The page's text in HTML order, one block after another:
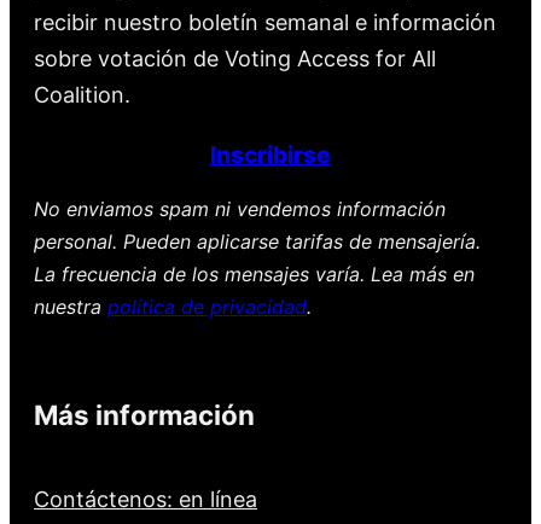
recibir nuestro boletín semanal e información
sobre votación de Voting Access for All
Coalition.
Inscribirse
No enviamos spam ni vendemos información
personal. Pueden aplicarse tarifas de mensajería.
La frecuencia de los mensajes varía. Lea más en
nuestra política de privacidad.
Más información
Contáctenos: en línea